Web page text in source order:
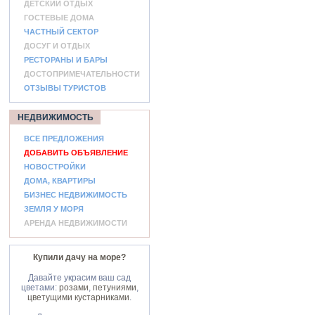
ДЕТСКИЙ ОТДЫХ
ГОСТЕВЫЕ ДОМА
ЧАСТНЫЙ СЕКТОР
ДОСУГ И ОТДЫХ
РЕСТОРАНЫ И БАРЫ
ДОСТОПРИМЕЧАТЕЛЬНОСТИ
ОТЗЫВЫ ТУРИСТОВ
НЕДВИЖИМОСТЬ
ВСЕ ПРЕДЛОЖЕНИЯ
ДОБАВИТЬ ОБЪЯВЛЕНИЕ
НОВОСТРОЙКИ
ДОМА, КВАРТИРЫ
БИЗНЕС НЕДВИЖИМОСТЬ
ЗЕМЛЯ У МОРЯ
АРЕНДА НЕДВИЖИМОСТИ
Купили дачу на море?
Давайте украсим ваш сад
цветами: розами, петуниями,
цветущими кустарниками.